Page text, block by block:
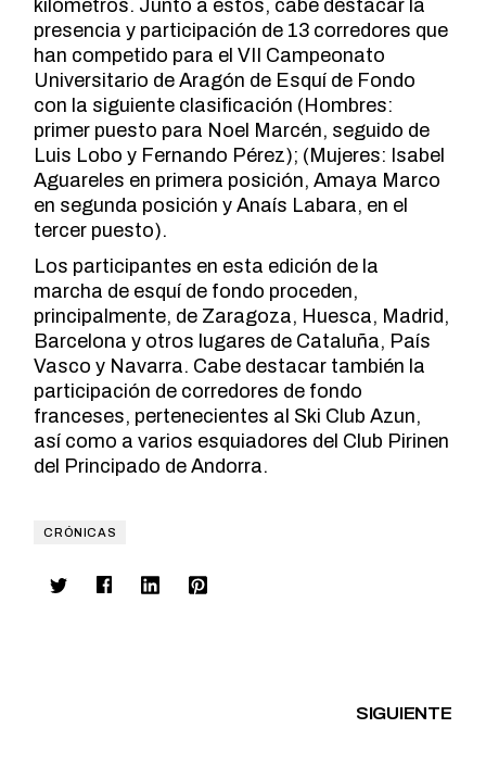
kilómetros. Junto a estos, cabe destacar la
presencia y participación de 13 corredores que
han competido para el VII Campeonato
Universitario de Aragón de Esquí de Fondo
con la siguiente clasificación (Hombres:
primer puesto para Noel Marcén, seguido de
Luis Lobo y Fernando Pérez); (Mujeres: Isabel
Aguareles en primera posición, Amaya Marco
en segunda posición y Anaís Labara, en el
tercer puesto).
Los participantes en esta edición de la
marcha de esquí de fondo proceden,
principalmente, de Zaragoza, Huesca, Madrid,
Barcelona y otros lugares de Cataluña, País
Vasco y Navarra. Cabe destacar también la
participación de corredores de fondo
franceses, pertenecientes al Ski Club Azun,
así como a varios esquiadores del Club Pirinen
del Principado de Andorra.
CRÓNICAS
SIGUIENTE